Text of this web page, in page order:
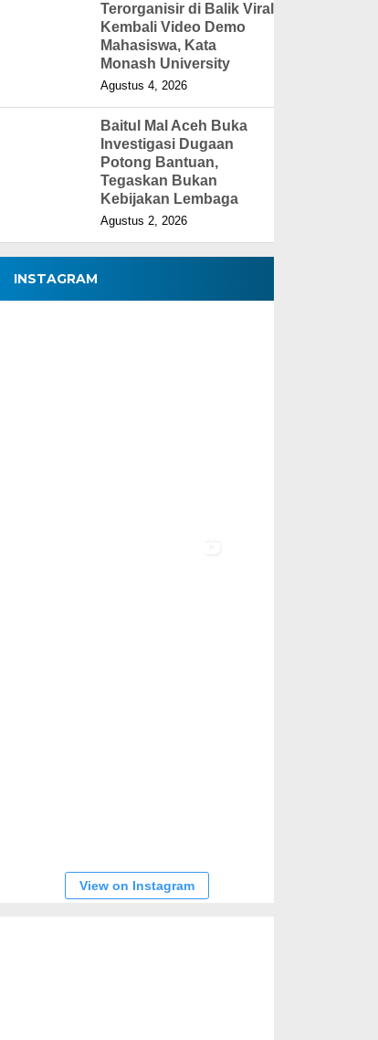
Terorganisir di Balik Viral
Kembali Video Demo
Mahasiswa, Kata
Monash University
Agustus 4, 2026
Baitul Mal Aceh Buka
Investigasi Dugaan
Potong Bantuan,
Tegaskan Bukan
Kebijakan Lembaga
Agustus 2, 2026
INSTAGRAM
View on Instagram